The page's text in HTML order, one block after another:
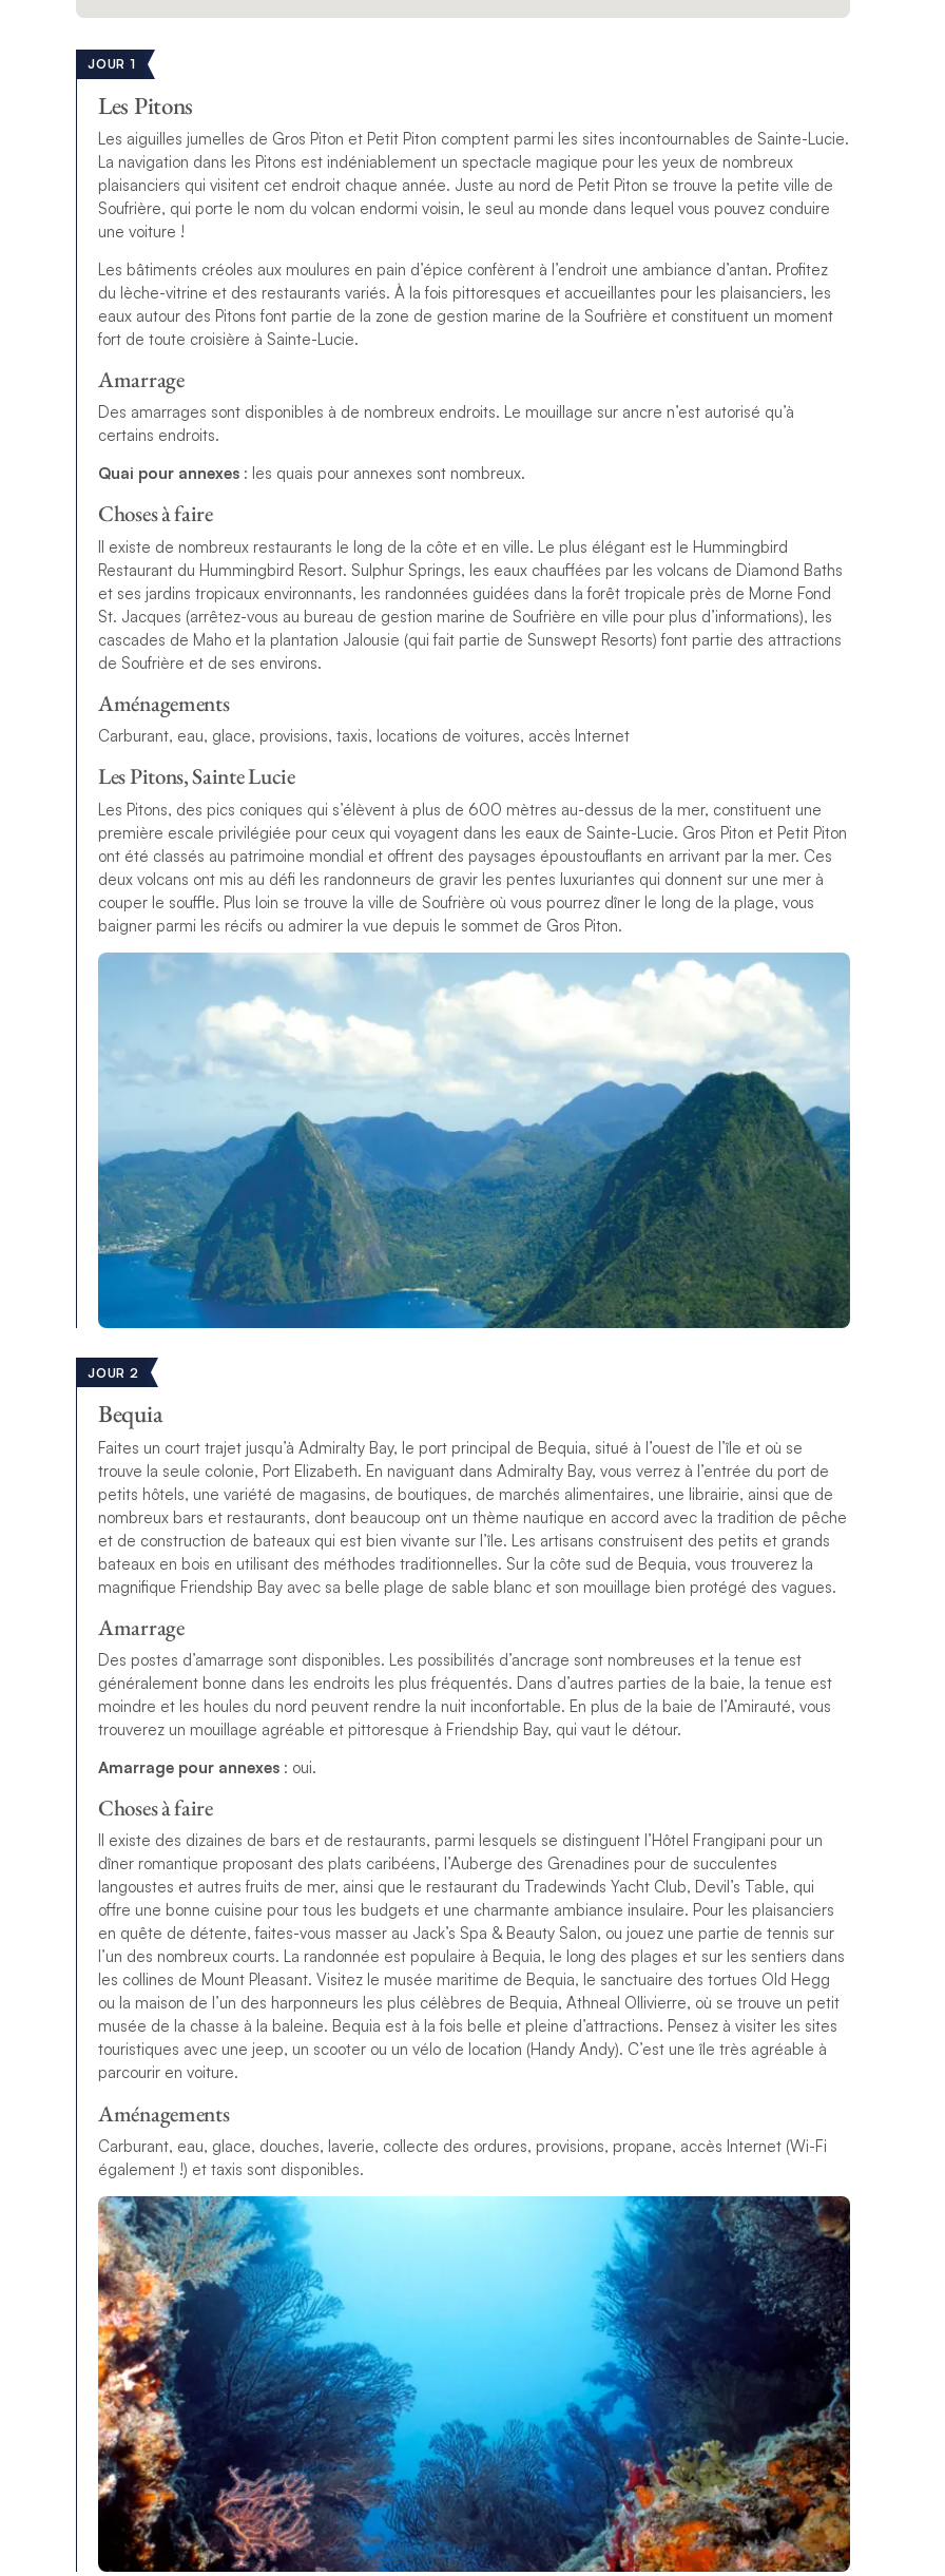
JOUR 1
Les Pitons
Les aiguilles jumelles de Gros Piton et Petit Piton comptent parmi les sites incontournables de Sainte-Lucie.
La navigation dans les Pitons est indéniablement un spectacle magique pour les yeux de nombreux
plaisanciers qui visitent cet endroit chaque année. Juste au nord de Petit Piton se trouve la petite ville de
Soufrière, qui porte le nom du volcan endormi voisin, le seul au monde dans lequel vous pouvez conduire
une voiture !
Les bâtiments créoles aux moulures en pain d’épice confèrent à l’endroit une ambiance d’antan. Profitez
du lèche-vitrine et des restaurants variés. À la fois pittoresques et accueillantes pour les plaisanciers, les
eaux autour des Pitons font partie de la zone de gestion marine de la Soufrière et constituent un moment
fort de toute croisière à Sainte-Lucie.
Amarrage
Des amarrages sont disponibles à de nombreux endroits. Le mouillage sur ancre n’est autorisé qu’à
certains endroits.
Quai pour annexes : les quais pour annexes sont nombreux.
Choses à faire
Il existe de nombreux restaurants le long de la côte et en ville. Le plus élégant est le Hummingbird
Restaurant du Hummingbird Resort. Sulphur Springs, les eaux chauffées par les volcans de Diamond Baths
et ses jardins tropicaux environnants, les randonnées guidées dans la forêt tropicale près de Morne Fond
St. Jacques (arrêtez-vous au bureau de gestion marine de Soufrière en ville pour plus d’informations), les
cascades de Maho et la plantation Jalousie (qui fait partie de Sunswept Resorts) font partie des attractions
de Soufrière et de ses environs.
Aménagements
Carburant, eau, glace, provisions, taxis, locations de voitures, accès Internet
Les Pitons, Sainte Lucie
Les Pitons, des pics coniques qui s’élèvent à plus de 600 mètres au-dessus de la mer, constituent une
première escale privilégiée pour ceux qui voyagent dans les eaux de Sainte-Lucie. Gros Piton et Petit Piton
ont été classés au patrimoine mondial et offrent des paysages époustouflants en arrivant par la mer. Ces
deux volcans ont mis au défi les randonneurs de gravir les pentes luxuriantes qui donnent sur une mer à
couper le souffle. Plus loin se trouve la ville de Soufrière où vous pourrez dîner le long de la plage, vous
baigner parmi les récifs ou admirer la vue depuis le sommet de Gros Piton.
JOUR 2
Bequia
Faites un court trajet jusqu’à Admiralty Bay, le port principal de Bequia, situé à l’ouest de l’île et où se
trouve la seule colonie, Port Elizabeth. En naviguant dans Admiralty Bay, vous verrez à l’entrée du port de
petits hôtels, une variété de magasins, de boutiques, de marchés alimentaires, une librairie, ainsi que de
nombreux bars et restaurants, dont beaucoup ont un thème nautique en accord avec la tradition de pêche
et de construction de bateaux qui est bien vivante sur l’île. Les artisans construisent des petits et grands
bateaux en bois en utilisant des méthodes traditionnelles. Sur la côte sud de Bequia, vous trouverez la
magnifique Friendship Bay avec sa belle plage de sable blanc et son mouillage bien protégé des vagues.
Amarrage
Des postes d’amarrage sont disponibles. Les possibilités d’ancrage sont nombreuses et la tenue est
généralement bonne dans les endroits les plus fréquentés. Dans d’autres parties de la baie, la tenue est
moindre et les houles du nord peuvent rendre la nuit inconfortable. En plus de la baie de l’Amirauté, vous
trouverez un mouillage agréable et pittoresque à Friendship Bay, qui vaut le détour.
Amarrage pour annexes : oui.
Choses à faire
Il existe des dizaines de bars et de restaurants, parmi lesquels se distinguent l’Hôtel Frangipani pour un
dîner romantique proposant des plats caribéens, l’Auberge des Grenadines pour de succulentes
langoustes et autres fruits de mer, ainsi que le restaurant du Tradewinds Yacht Club, Devil’s Table, qui
offre une bonne cuisine pour tous les budgets et une charmante ambiance insulaire. Pour les plaisanciers
en quête de détente, faites-vous masser au Jack’s Spa & Beauty Salon, ou jouez une partie de tennis sur
l’un des nombreux courts. La randonnée est populaire à Bequia, le long des plages et sur les sentiers dans
les collines de Mount Pleasant. Visitez le musée maritime de Bequia, le sanctuaire des tortues Old Hegg
ou la maison de l’un des harponneurs les plus célèbres de Bequia, Athneal Ollivierre, où se trouve un petit
musée de la chasse à la baleine. Bequia est à la fois belle et pleine d’attractions. Pensez à visiter les sites
touristiques avec une jeep, un scooter ou un vélo de location (Handy Andy). C’est une île très agréable à
parcourir en voiture.
Aménagements
Carburant, eau, glace, douches, laverie, collecte des ordures, provisions, propane, accès Internet (Wi-Fi
également !) et taxis sont disponibles.